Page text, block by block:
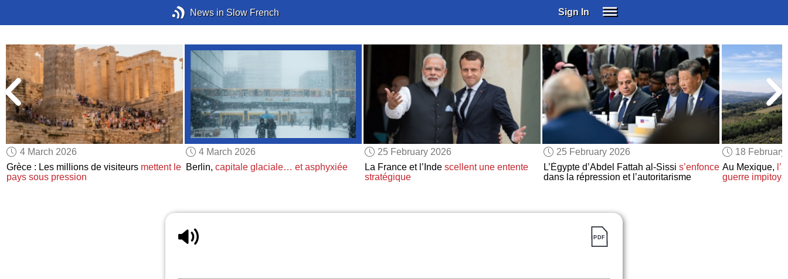
News in Slow French Sign In
SUBSCRIBE
EDUCATIONAL LICENSES
GIFT CARDS
OTHER LANGUAGES
ABOUT US
ALEXA
ADJUST COLORS
4 March 2026
Grèce : Les millions de visiteurs mettent le
pays sous pression
4 March 2026
Berlin, capitale glaciale… et asphyxiée
25 February 2026
La France et l’Inde scellent une entente
stratégique
25 February 2026
L’Égypte d’Abdel Fattah al-Sissi s’enfonce
dans la répression et l’autoritarisme
18
Au Mexique,
guerre